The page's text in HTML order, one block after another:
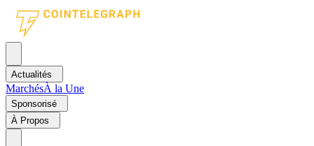
Actualités
MarchésÀ la Une
Sponsorisé
À Propos